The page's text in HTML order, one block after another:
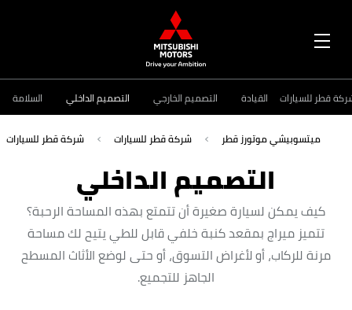
MENUقطر للسيارات القيادة التصميم الخارجي التصميم الداخلي السلامة
ميتسوبيشي موتورز قطر شركة قطر للسيارات شركة قطر للسيارات
التصميم الداخلي
كيف يمكن لسيارة صغيرة أن تتمتع بهذه المساحة الرحبة؟
تتميز ميراج بمقعد كنبة خلفي قابل للطي يتيح لك مساحة
مرنة للركاب، أو لأغراض التسوق، أو حتى لوضع الأثاث المسطح
الجاهز للتجميع.